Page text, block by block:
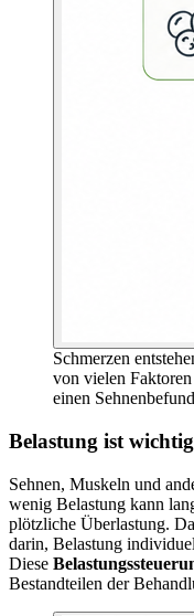
Schmerzen
von vielen
einen
Belastung ist wichtig
Sehnen, Muskeln und
wenig Belastung kann
plötzliche Überlastung.
darin, Belastung
Diese
Bestandteilen der